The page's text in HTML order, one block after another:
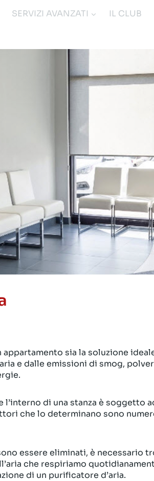
SERVIZI AVANZATI IL CLUB
sia la soluzione
e dalle emissioni di smog,
l’interno di una stanza è soggetto
che lo determinano sono
essere eliminati, è necessario
che respiriamo
di un purificatore d’aria.